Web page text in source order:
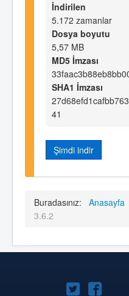
İndirilen
5.172 zamanlar
Dosya boyutu
5,57 MB
MD5 İmzası
SHA1 İmzası
41
Şimdi indir
Buradasınız: Anasayfa
3.6.2
Twitter'da